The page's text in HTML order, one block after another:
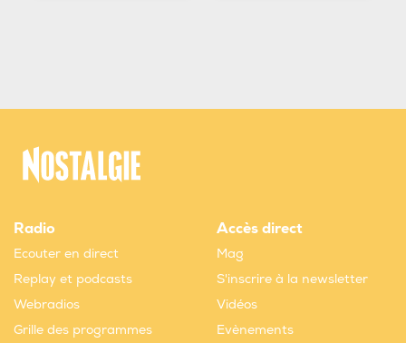
Radio
Ecouter en direct
Replay et podcasts
Webradios
Grille des programmes
Accès direct
Mag
S'inscrire à la newsletter
Vidéos
Evènements